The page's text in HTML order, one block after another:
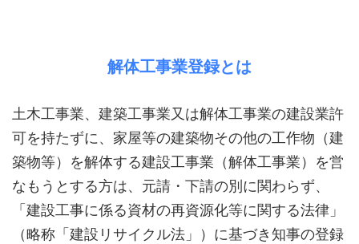
解体工事業登録とは
土木工事業、建築工事業又は解体工事業の建設業許
可を持たずに、家屋等の建築物その他の工作物（建
築物等）を解体する建設工事業（解体工事業）を営
なもうとする方は、元請・下請の別に関わらず、
「建設工事に係る資材の再資源化等に関する法律」
（略称「建設リサイクル法」）に基づき知事の登録